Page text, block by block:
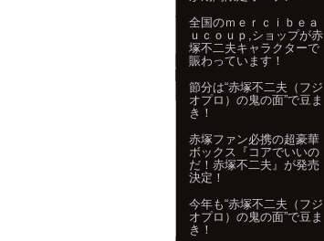
全国のｍｅｒｃｉｂｅａ
ｕｃｏｕｐ,ショップが赤
塚不二夫キャラクターで
賑わっています！
節分は“赤塚不二夫（フジ
オプロ）の鬼の面”で豆ま
き！
赤塚ファン必携の超豪華
ボックス『コアでいいの
だ！赤塚不二夫』が発売
決定！
今年も“赤塚不二夫（フジ
オプロ）の鬼の面”で豆ま
き！